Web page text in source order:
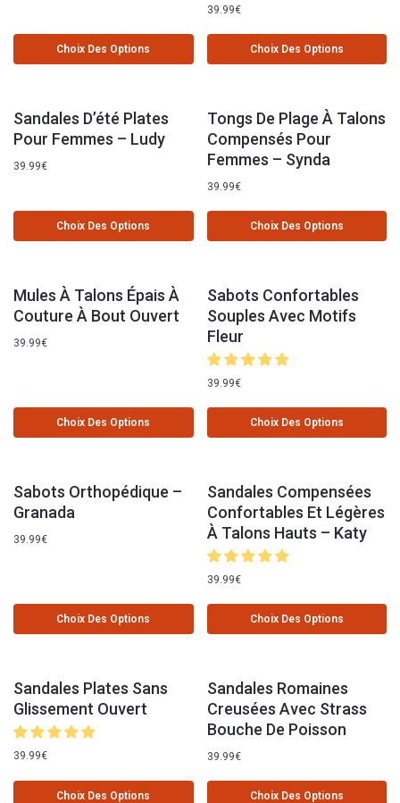
Choix Des Options
39.99€
Choix Des Options
Sandales D’été Plates
Pour Femmes – Ludy
39.99€
Choix Des Options
Tongs De Plage À Talons
Compensés Pour
Femmes – Synda
39.99€
Choix Des Options
Mules À Talons Épais À
Couture À Bout Ouvert
39.99€
Choix Des Options
Sabots Confortables
Souples Avec Motifs
Fleur
39.99€
Choix Des Options
Sabots Orthopédique –
Granada
39.99€
Choix Des Options
Sandales Compensées
Confortables Et Légères
À Talons Hauts – Katy
39.99€
Choix Des Options
Sandales Plates Sans
Glissement Ouvert
39.99€
Choix Des Options
Sandales Romaines
Creusées Avec Strass
Bouche De Poisson
39.99€
Choix Des Options